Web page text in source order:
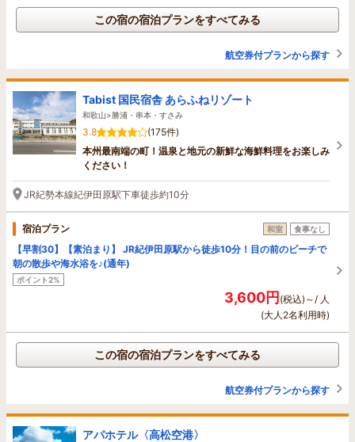
この宿の宿泊プランをすべてみる
航空券付プランから探す
Tabist 国民宿舎 あらふねリゾート
和歌山>勝浦・串本・すさみ
3.8
(175件)
本州最南端の町！温泉と地元の新鮮な海鮮料理をお楽しみ
ください！
JR紀勢本線紀伊田原駅下車徒歩約10分
宿泊プラン 和室 食事なし
【早割30】【素泊まり】 JR紀伊田原駅から徒歩10分！目の前のビーチで
朝の散歩や海水浴を♪(通年)
ポイント2%
3,600円(税込)～/ 人
(大人2名利用時)
この宿の宿泊プランをすべてみる
航空券付プランから探す
アパホテル〈高松空港〉